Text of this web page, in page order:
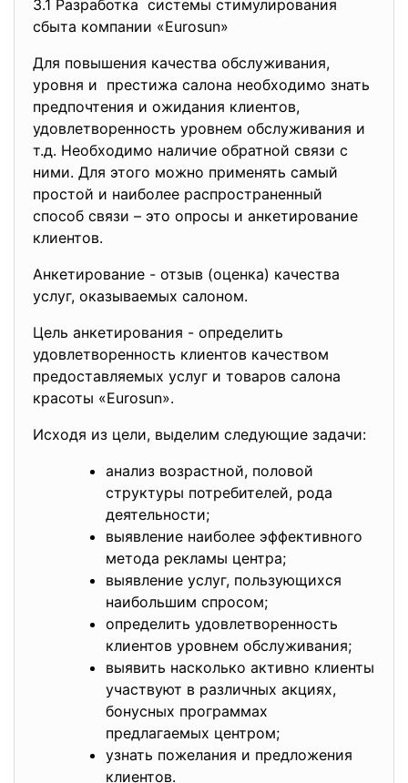
3.1 Разработка системы стимулирования
сбыта компании «Eurosun»
Для повышения качества обслуживания,
уровня и престижа салона необходимо знать
предпочтения и ожидания клиентов,
удовлетворенность уровнем обслуживания и
т.д. Необходимо наличие обратной связи с
ними. Для этого можно применять самый
простой и наиболее распространенный
способ связи – это опросы и анкетирование
клиентов.
Анкетирование - отзыв (оценка) качества
услуг, оказываемых салоном.
Цель анкетирования - определить
удовлетворенность клиентов качеством
предоставляемых услуг и товаров салона
красоты «Eurosun».
Исходя из цели, выделим следующие задачи:
анализ возрастной, половой
структуры потребителей, рода
деятельности;
выявление наиболее эффективного
метода рекламы центра;
выявление услуг, пользующихся
наибольшим спросом;
определить удовлетворенность
клиентов уровнем обслуживания;
выявить насколько активно клиенты
участвуют в различных акциях,
бонусных программах
предлагаемых центром;
узнать пожелания и предложения
клиентов.